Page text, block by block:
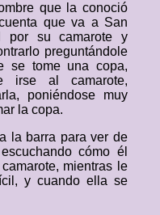
que la conoció
que va a San
por su camarote y
preguntándole
se tome una copa,
irse al camarote,
poniéndose muy
la copa.
la barra para ver de
cómo él
mientras le
y cuando ella se